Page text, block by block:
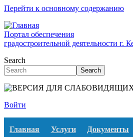
Перейти к основному содержанию
Портал обеспечения
градостроительной деятельности г.
Search
Search
Войти
Главная Услуги Документы